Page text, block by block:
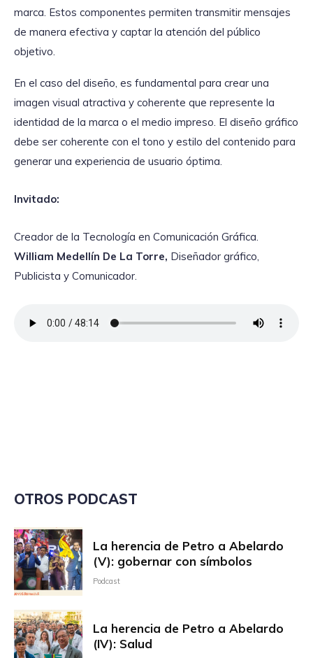
marca. Estos componentes permiten transmitir mensajes
de manera efectiva y captar la atención del público
objetivo.
En el caso del diseño, es fundamental para crear una
imagen visual atractiva y coherente que represente la
identidad de la marca o el medio impreso. El diseño gráfico
debe ser coherente con el tono y estilo del contenido para
generar una experiencia de usuario óptima.
Invitado:
Creador de la Tecnología en Comunicación Gráfica.
William Medellín De La Torre, Diseñador gráfico,
Publicista y Comunicador.
OTROS PODCAST
La herencia de Petro a Abelardo
(V): gobernar con símbolos
Podcast
La herencia de Petro a Abelardo
(IV): Salud